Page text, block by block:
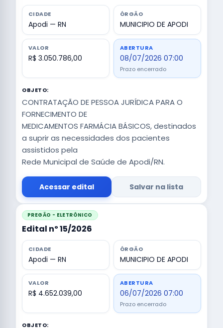
CIDADE
Apodi — RN
ÓRGÃO
MUNICIPIO DE APODI
VALOR
R$ 3.050.786,00
ABERTURA
08/07/2026 07:00
Prazo encerrado
OBJETO:
CONTRATAÇÃO DE PESSOA JURÍDICA PARA O
FORNECIMENTO DE
MEDICAMENTOS FARMÁCIA BÁSICOS, destinados
a suprir as necessidades dos pacientes
assistidos pela
Rede Municipal de Saúde de Apodi/RN.
Acessar edital Salvar na lista
PREGÃO - ELETRÔNICO
Edital nº 15/2026
CIDADE
Apodi — RN
ÓRGÃO
MUNICIPIO DE APODI
VALOR
R$ 4.652.039,00
ABERTURA
06/07/2026 07:00
Prazo encerrado
OBJETO: